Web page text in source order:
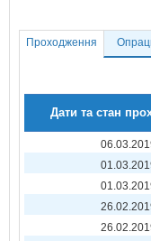
Проходження
Дати та стан